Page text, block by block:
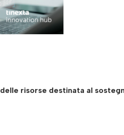
risorse destinata al